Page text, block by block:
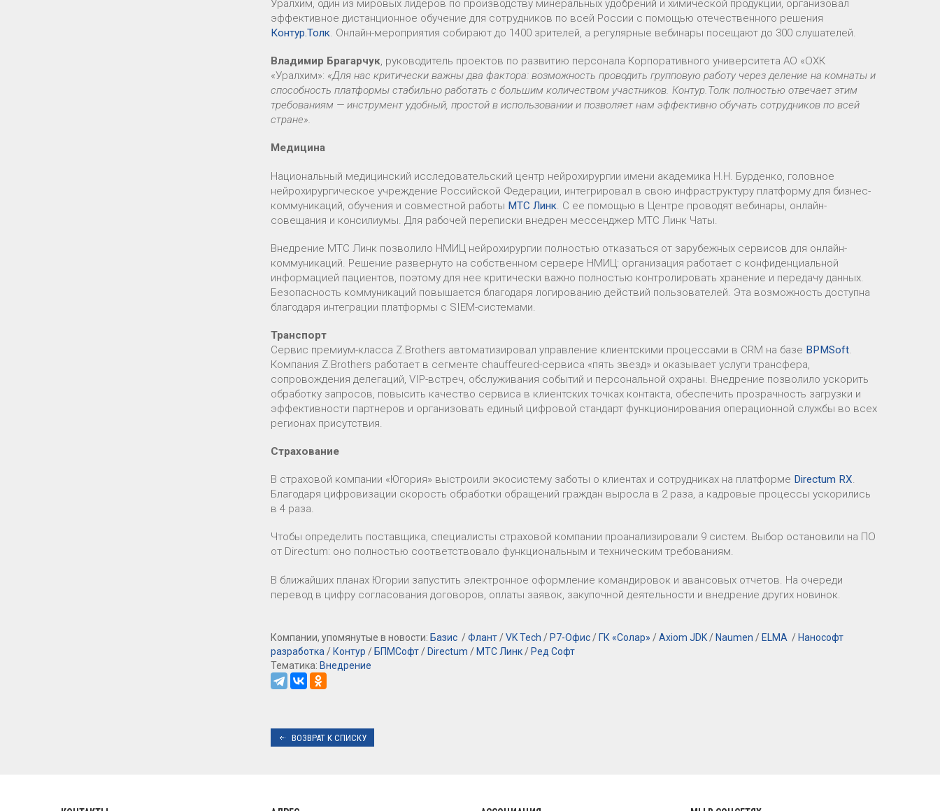
Уралхим, один из мировых лидеров по производству минеральных удобрений и химической продукции, организовал
эффективное дистанционное обучение для сотрудников по всей России с помощью отечественного решения
Контур.Толк. Онлайн-мероприятия собирают до 1400 зрителей, а регулярные вебинары посещают до 300 слушателей.
Владимир Брагарчук, руководитель проектов по развитию персонала Корпоративного университета АО «ОХК
«Уралхим»: «Для нас критически важны два фактора: возможность проводить групповую работу через деление на комнаты и
способность платформы стабильно работать с большим количеством участников. Контур.Толк полностью отвечает этим
требованиям — инструмент удобный, простой в использовании и позволяет нам эффективно обучать сотрудников по всей
стране».
Медицина
Национальный медицинский исследовательский центр нейрохирургии имени академика Н.Н. Бурденко, головное
нейрохирургическое учреждение Российской Федерации, интегрировал в свою инфраструктуру платформу для бизнес-
коммуникаций, обучения и совместной работы МТС Линк . С ее помощью в Центре проводят вебинары, онлайн-
совещания и консилиумы. Для рабочей переписки внедрен мессенджер МТС Линк Чаты.
Внедрение МТС Линк позволило НМИЦ нейрохирургии полностью отказаться от зарубежных сервисов для онлайн-
коммуникаций. Решение развернуто на собственном сервере НМИЦ: организация работает с конфиденциальной
информацией пациентов, поэтому для нее критически важно полностью контролировать хранение и передачу данных.
Безопасность коммуникаций повышается благодаря логированию действий пользователей. Эта возможность доступна
благодаря интеграции платформы с SIEM-системами.
Транспорт
Сервис премиум-класса Z.Brothers автоматизировал управление клиентскими процессами в CRM на базе BPMSoft.
Компания Z.Brothers работает в сегменте chauffeured-сервиса «пять звезд» и оказывает услуги трансфера,
сопровождения делегаций, VIP-встреч, обслуживания событий и персональной охраны. Внедрение позволило ускорить
обработку запросов, повысить качество сервиса в клиентских точках контакта, обеспечить прозрачность загрузки и
эффективности партнеров и организовать единый цифровой стандарт функционирования операционной службы во всех
регионах присутствия.
Страхование
В страховой компании «Югория» выстроили экосистему заботы о клиентах и сотрудниках на платформе Directum RX.
Благодаря цифровизации скорость обработки обращений граждан выросла в 2 раза, а кадровые процессы ускорились
в 4 раза.
Чтобы определить поставщика, специалисты страховой компании проанализировали 9 систем. Выбор остановили на ПО
от Directum: оно полностью соответствовало функциональным и техническим требованиям.
В ближайших планах Югории запустить электронное оформление командировок и авансовых отчетов. На очереди
перевод в цифру согласования договоров, оплаты заявок, закупочной деятельности и внедрение других новинок.
Компании, упомянутые в новости: Базис /Флант /VK Tech / Р7-Офис / ГК «Солар» /Axiom JDK / Naumen / ELMA / Нанософт
разработка / Контур / БПМСофт / Directum / МТС Линк / Ред Софт
Тематика: Внедрение
ВОЗВРАТ К СПИСКУ